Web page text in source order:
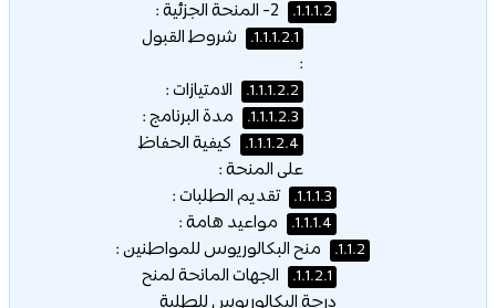
1.1.1.2.
1.1.1.2.1.
شروط القبول
:
1.1.1.2.2. الامتيازات :
1.1.1.2.3. مدة البرنامج :
1.1.1.2.4.
كيفية الحفاظ
على المنحة :
1.1.1.3. تقديم الطلبات :
1.1.1.4. مواعيد هامة :
1.1.2. منح البكالوريوس للمواطنين :
1.1.2.1.
الجهات المانحة لمنح